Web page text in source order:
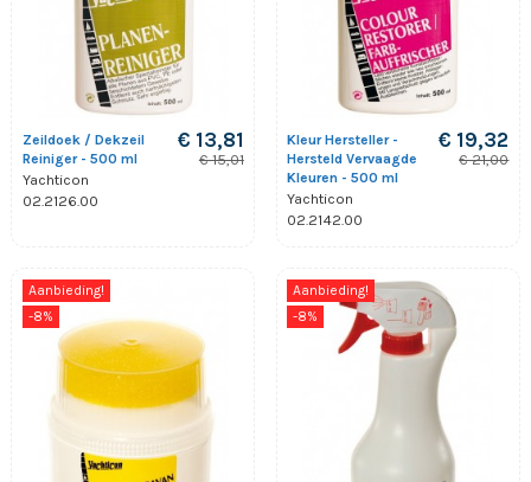
Zeildoek / Dekzeil
Reiniger - 500 ml
Yachticon
02.2126.00
€ 13,81
€ 15,01
Kleur Hersteller -
Hersteld Vervaagde
Kleuren - 500 ml
Yachticon
02.2142.00
€ 19,32
€ 21,00
Aanbieding!
-8%
Aanbieding!
-8%